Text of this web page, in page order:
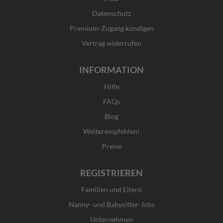
f
a
m
e
r
Datenschutz
Premium-Zugang kündigen
Vertrag widerrufen
INFORMATION
Hilfe
FAQs
Blog
Weiterempfehlen!
Preise
REGISTRIEREN
Familien und Eltern
Nanny- und Babysitter-Jobs
Unternehmen